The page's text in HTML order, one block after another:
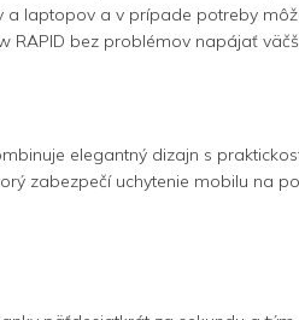
a laptopov a v prípade potreby
bez problémov napájať
elegantný dizajn s
zabezpečí uchytenie mobilu na